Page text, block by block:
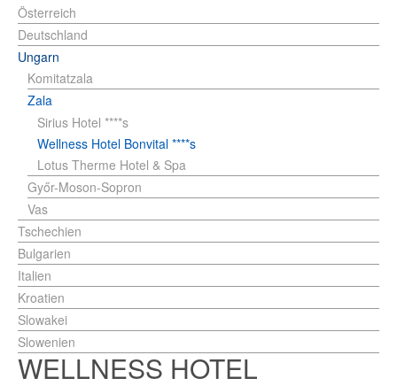
Österreich
Deutschland
Ungarn
Komitatzala
Zala
Sirius Hotel ****s
Wellness Hotel Bonvital ****s
Lotus Therme Hotel & Spa
Győr-Moson-Sopron
Vas
Tschechien
Bulgarien
Italien
Kroatien
Slowakei
Slowenien
WELLNESS HOTEL